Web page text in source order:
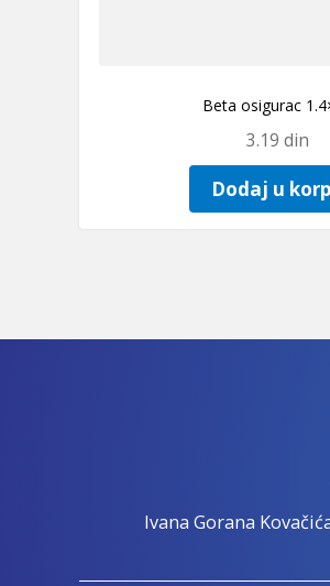
Beta osigurac
3.19 din
Dodaj u
Ivana Gorana